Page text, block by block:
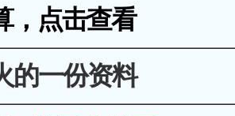
，点击查看
一份资料